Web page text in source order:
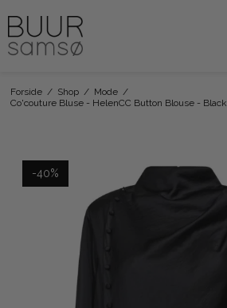
Forside / Shop / Mode /
Co'couture Bluse - HelenCC Button Blouse - Black
-40%